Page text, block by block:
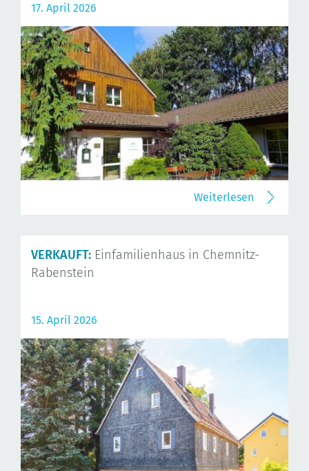
17. April 2026
Weiterlesen
VERKAUFT: Einfamilienhaus in Chemnitz-
Rabenstein
15. April 2026